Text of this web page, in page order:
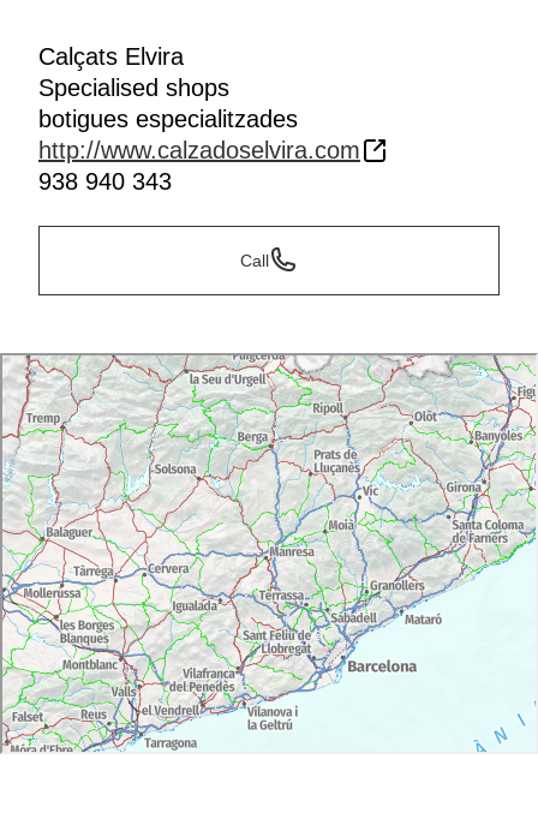
Calçats Elvira
Specialised shops
botigues especialitzades
http://www.calzadoselvira.com
938 940 343
Call